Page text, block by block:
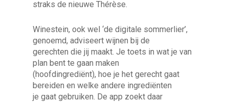
straks de nieuwe Thérèse.
Winestein, ook wel ‘de digitale sommerlier’,
genoemd, adviseert wijnen bij de
gerechten die jij maakt. Je toets in wat je van
plan bent te gaan maken
(hoofdingrediënt), hoe je het gerecht gaat
bereiden en welke andere ingrediënten
je gaat gebruiken. De app zoekt daar